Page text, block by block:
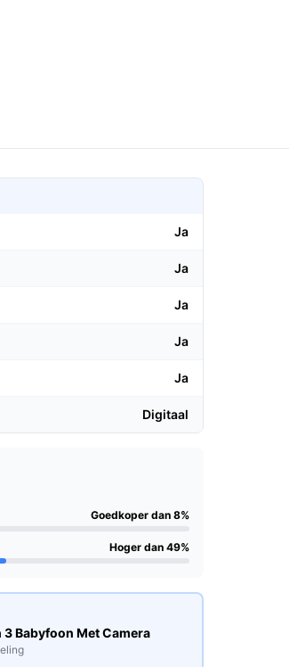
Ja
Ja
Ja
Ja
Ja
Digitaal
Goedkoper dan 8%
Hoger dan 49%
3 Babyfoon Met Camera